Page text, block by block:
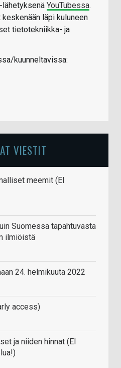
YouTubessa.
läpi kuluneen
tietotekniikka- ja
kuunneltavissa:
VIESTIT
meemit (EI
Suomessa tapahtuvasta
ilmiöistä
24. helmikuuta 2022
access)
ja niiden hinnat (EI